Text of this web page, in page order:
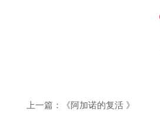
上一篇：《阿加诺的复活 》